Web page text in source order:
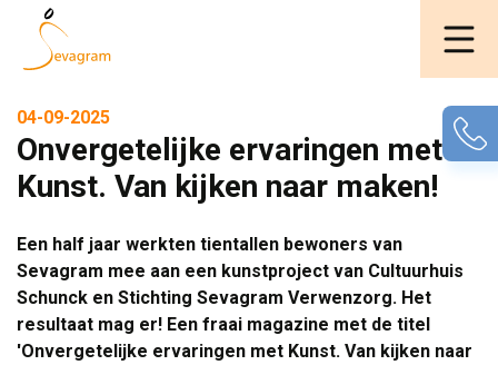
04-09-2025
Onvergetelijke ervaringen met
Kunst. Van kijken naar maken!
Een half jaar werkten tientallen bewoners van
Sevagram mee aan een kunstproject van Cultuurhuis
Schunck en Stichting Sevagram Verwenzorg. Het
resultaat mag er! Een fraai magazine met de titel
'Onvergetelijke ervaringen met Kunst. Van kijken naar